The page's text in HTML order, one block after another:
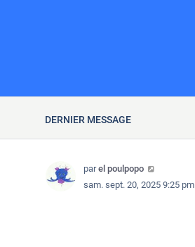
DERNIER MESSAGE
parel poulpopo
sam. sept. 20, 2025 9:25 pm